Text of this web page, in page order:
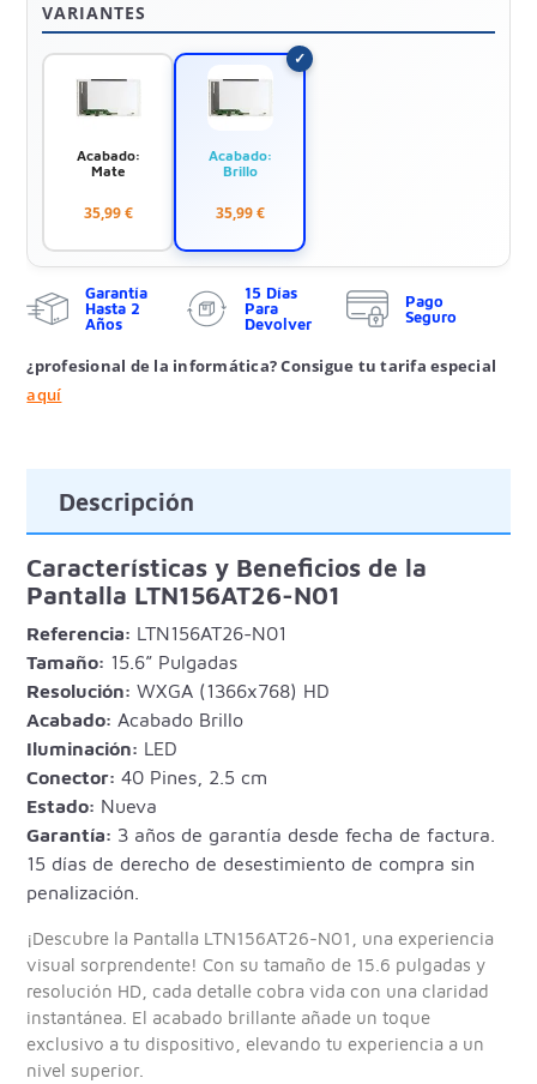
VARIANTES
Acabado:
Mate
35,99 €
Acabado:
Brillo
35,99 €
Garantía
Hasta 2
Años
15 Días
Para
Devolver
Pago
Seguro
¿profesional de la informática? Consigue tu tarifa especial
aquí
Descripción
Características y Beneficios de la
Pantalla LTN156AT26-N01
Referencia: LTN156AT26-N01
Tamaño: 15.6” Pulgadas
Resolución: WXGA (1366x768) HD
Acabado: Acabado Brillo
Iluminación: LED
Conector: 40 Pines, 2.5 cm
Estado: Nueva
Garantía: 3 años de garantía desde fecha de factura.
15 días de derecho de desestimiento de compra sin
penalización.
¡Descubre la Pantalla LTN156AT26-N01, una experiencia
visual sorprendente! Con su tamaño de 15.6 pulgadas y
resolución HD, cada detalle cobra vida con una claridad
instantánea. El acabado brillante añade un toque
exclusivo a tu dispositivo, elevando tu experiencia a un
nivel superior.